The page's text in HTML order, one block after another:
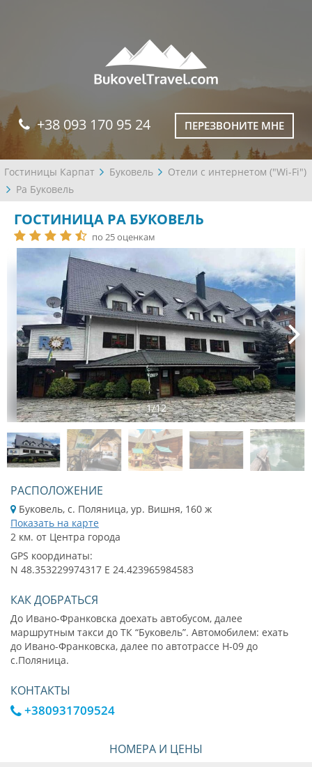
+38 093 170 95 24 ПЕРЕЗВОНИТЕ МНЕ
Гостиницы Карпат Буковель
Отели с интернетом ("Wi-Fi")
Ра Буковель
ГОСТИНИЦА РА БУКОВЕЛЬ
по 25 оценкам
1/12
РАСПОЛОЖЕНИЕ
Буковель, с. Поляница, ур. Вишня, 160 ж
Показать на карте
2 км. от Центра города
GPS координаты:
N 48.353229974317 E 24.423965984583
КАК ДОБРАТЬСЯ
До Ивано-Франковска доехать автобусом, далее
маршрутным такси до ТК “Буковель”. Автомобилем: ехать
до Ивано-Франковска, далее по автотрассе Н-09 до
с.Поляница.
КОНТАКТЫ
+380931709524
НОМЕРА И ЦЕНЫ